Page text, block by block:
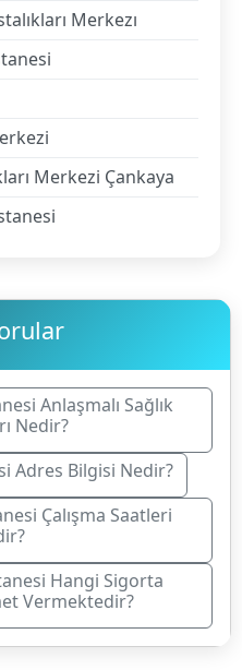
Merkezı
Merkezi Çankaya
Anlaşmalı Sağlık
Nedir?
Adres Bilgisi Nedir?
Çalışma Saatleri
Hangi Sigorta
Vermektedir?